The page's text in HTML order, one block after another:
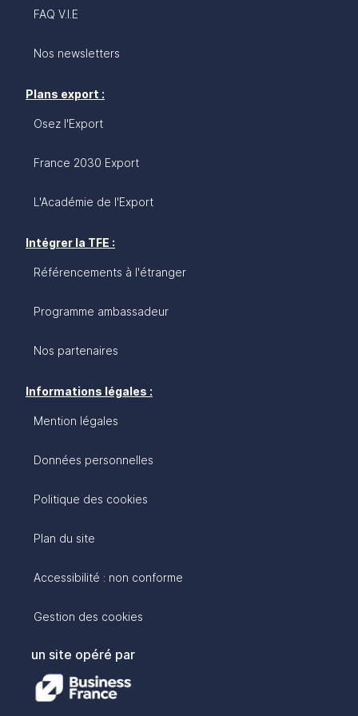
FAQ V.I.E
Nos newsletters
Plans export :
Osez l'Export
France 2030 Export
L'Académie de l'Export
Intégrer la TFE :
Référencements à l'étranger
Programme ambassadeur
Nos partenaires
Informations légales :
Mention légales
Données personnelles
Politique des cookies
Plan du site
Accessibilité : non conforme
Gestion des cookies
un site opéré par